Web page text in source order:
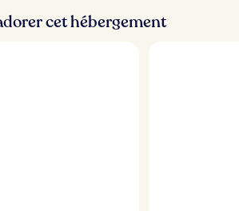
cet hébergement